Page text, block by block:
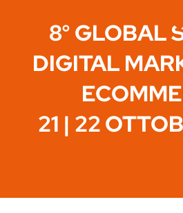
8° GLOBAL
DIGITAL
21 | 22